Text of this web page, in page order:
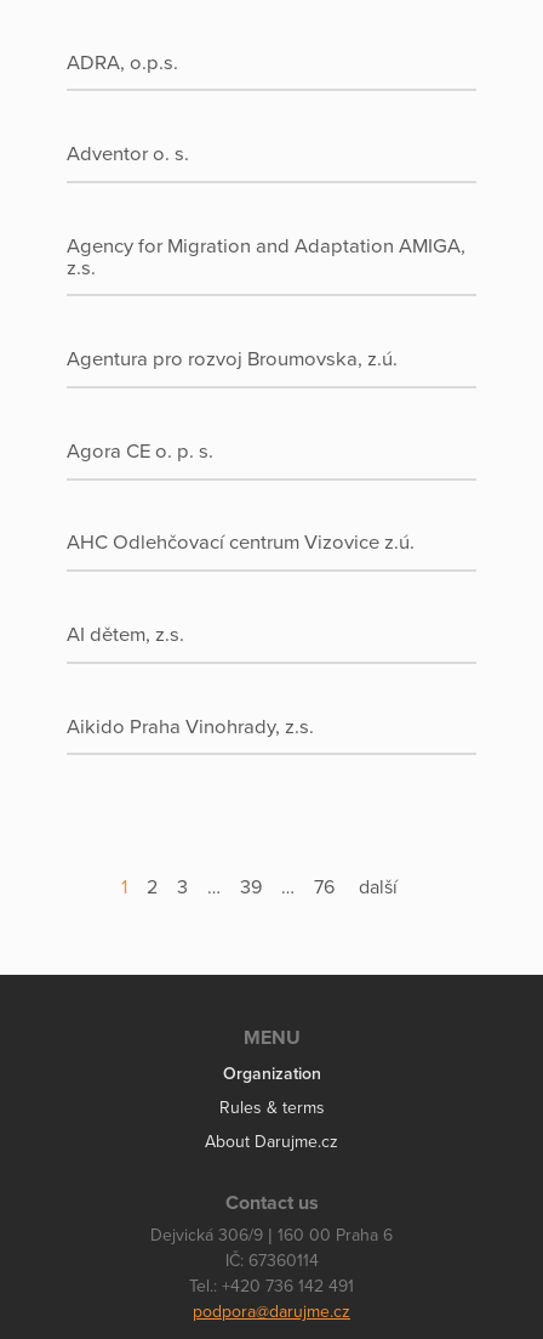
ADRA, o.p.s.
Adventor o. s.
Agency for Migration and Adaptation AMIGA,
z.s.
Agentura pro rozvoj Broumovska, z.ú.
Agora CE o. p. s.
AHC Odlehčovací centrum Vizovice z.ú.
AI dětem, z.s.
Aikido Praha Vinohrady, z.s.
1 2 3 … 39 … 76 další
MENU
Organization
Rules & terms
About Darujme.cz
Contact us
Dejvická 306/9 | 160 00 Praha 6
IČ: 67360114
Tel.: +420 736 142 491
podpora@darujme.cz